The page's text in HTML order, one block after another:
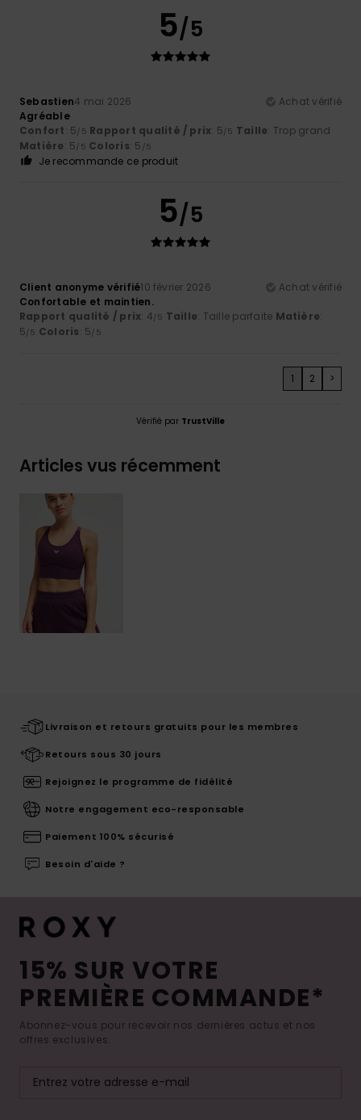
5/5
Sebastien4 mai 2026
Achat vérifié
Agréable
Confort: 5/5 Rapport qualité / prix: 5/5 Taille: Trop grand
Matière: 5/5 Coloris: 5 /5
Je recommande ce produit
5/5
Client anonyme vérifié10 février 2026
Achat vérifié
Confortable et maintien.
Rapport qualité / prix: 4/5 Taille: Taille parfaite Matière:
5/5 Coloris: 5/5
1 2 >
Vérifié par TrustVille
Articles vus récemment
Livraison et retours gratuits pour les membres
Retours sous 30 jours
Rejoignez le programme de fidélité
Notre engagement eco-responsable
Paiement 100% sécurisé
Besoin d'aide ?
15% SUR VOTRE
PREMIÈRE COMMANDE*
Abonnez-vous pour recevoir nos dernières actus et nos
offres exclusives.